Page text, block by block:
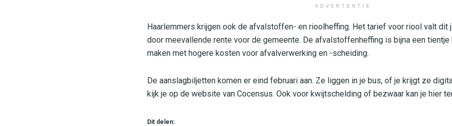
ADVERTENTIE
Haarlemmers krijgen ook de afvalstoffen- en rioolheffing. Het tarief voor riool valt dit
door meevallende rente voor de gemeente. De afvalstoffenheffing is bijna een tientje
maken met hogere kosten voor afvalverwerking en -scheiding.
De aanslagbiljetten komen er eind februari aan. Ze liggen in je bus, of je krijgt ze
kijk je op de website van Cocensus. Ook voor kwijtschelding of bezwaar kan je hier
Dit delen: